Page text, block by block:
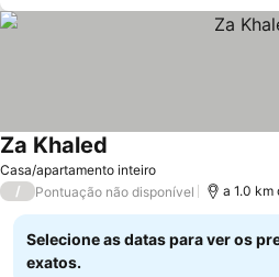
Casa/apartamento inteiro
Za Khaled
/ Pontuação não disponível a 1.0 km
Selecione as datas para ver os
exatos.